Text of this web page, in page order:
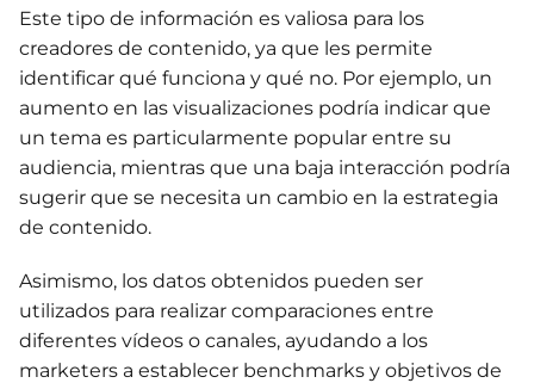
Este tipo de información es valiosa para los
creadores de contenido, ya que les permite
identificar qué funciona y qué no. Por ejemplo, un
aumento en las visualizaciones podría indicar que
un tema es particularmente popular entre su
audiencia, mientras que una baja interacción podría
sugerir que se necesita un cambio en la estrategia
de contenido.
Asimismo, los datos obtenidos pueden ser
utilizados para realizar comparaciones entre
diferentes vídeos o canales, ayudando a los
marketers a establecer benchmarks y objetivos de